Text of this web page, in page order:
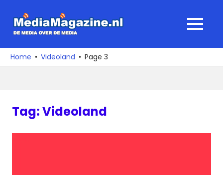
naar
media
over
MENU
Home Videoland Page 3
Tag:Videoland